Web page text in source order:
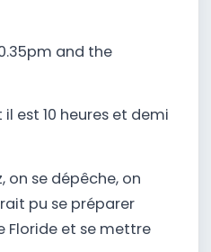
and the
il est 10 heures et demi
on se dépêche, on
pu se préparer
Floride et se mettre